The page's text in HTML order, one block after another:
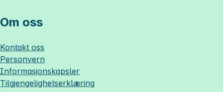
Om oss
Kontakt oss
Personvern
Informasjonskapsler
Tilgjengelighetserklæring